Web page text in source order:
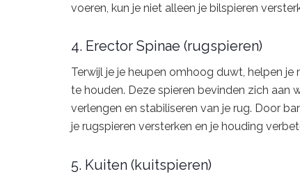
voeren, kun je niet alleen je bilspieren
4. Erector Spinae (rugspieren)
Terwijl je je heupen omhoog duwt, helpen
te houden. Deze spieren bevinden zich aan
verlengen en stabiliseren van je rug. Door
je rugspieren versterken en je houding
5. Kuiten (kuitspieren)